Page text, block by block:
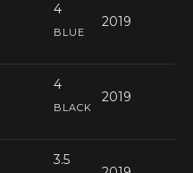
4
2019
BLUE
4
2019
BLACK
3.5